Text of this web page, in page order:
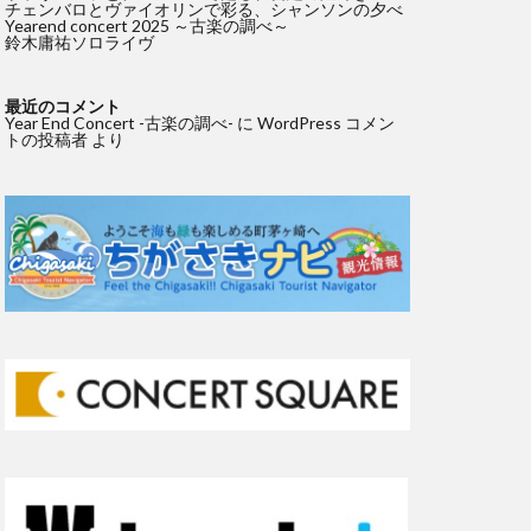
チェンバロとヴァイオリンで彩る、シャンソンの夕べ
Yearend concert 2025 ～古楽の調べ～
鈴木庸祐ソロライヴ
最近のコメント
Year End Concert -古楽の調べ- に WordPress コメン
トの投稿者 より